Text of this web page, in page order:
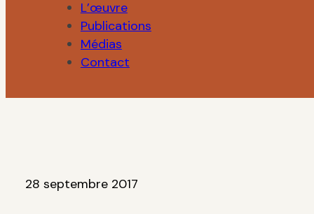
L’œuvre
Publications
Médias
Contact
28 septembre 2017